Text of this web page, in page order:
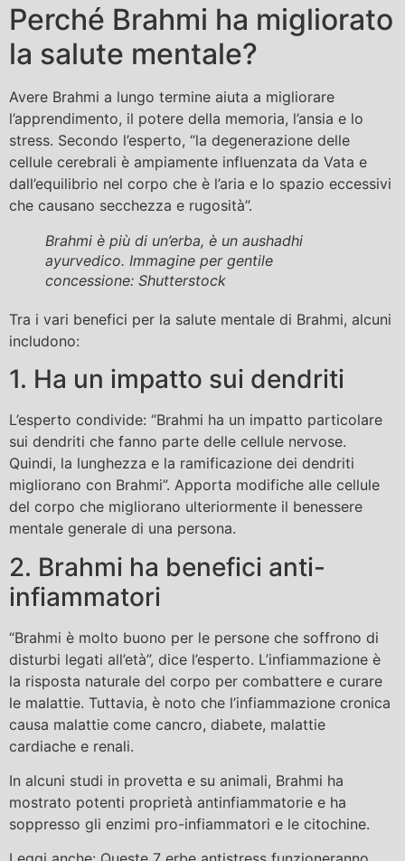
Perché Brahmi ha migliorato
la salute mentale?
Avere Brahmi a lungo termine aiuta a migliorare
l’apprendimento, il potere della memoria, l’ansia e lo
stress. Secondo l’esperto, “la degenerazione delle
cellule cerebrali è ampiamente influenzata da Vata e
dall’equilibrio nel corpo che è l’aria e lo spazio eccessivi
che causano secchezza e rugosità”.
Brahmi è più di un’erba, è un aushadhi
ayurvedico. Immagine per gentile
concessione: Shutterstock
Tra i vari benefici per la salute mentale di Brahmi, alcuni
includono:
1. Ha un impatto sui dendriti
L’esperto condivide: “Brahmi ha un impatto particolare
sui dendriti che fanno parte delle cellule nervose.
Quindi, la lunghezza e la ramificazione dei dendriti
migliorano con Brahmi”. Apporta modifiche alle cellule
del corpo che migliorano ulteriormente il benessere
mentale generale di una persona.
2. Brahmi ha benefici anti-
infiammatori
“Brahmi è molto buono per le persone che soffrono di
disturbi legati all’età”, dice l’esperto. L’infiammazione è
la risposta naturale del corpo per combattere e curare
le malattie. Tuttavia, è noto che l’infiammazione cronica
causa malattie come cancro, diabete, malattie
cardiache e renali.
In alcuni studi in provetta e su animali, Brahmi ha
mostrato potenti proprietà antinfiammatorie e ha
soppresso gli enzimi pro-infiammatori e le citochine.